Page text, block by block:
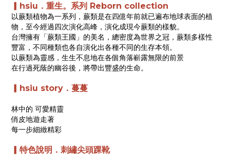
▎hsiu．重生。系列 Reborn collection
以蕨類植物為一系列，蕨類是在四億年前就已遍布地球表面的植
物，至今經過四次演化高峰，演化成現今蕨類的樣貌。
台灣擁有「蕨類王國」的美名，總密度為世界之冠，蕨類多樣性
豐富，不同種類也各自演化出各種不同的生存本領。
以蕨類為靈感，生生不息地在各個角落嶄露無限的前景
在行過死蔭的幽谷後，將帶出豐盛的生命。
▎hsiu story．蔓蔓
林中的 可愛精靈
俏皮地遊走著
每一步細緻精彩
▎特色說明．刺繡尖頭踝靴